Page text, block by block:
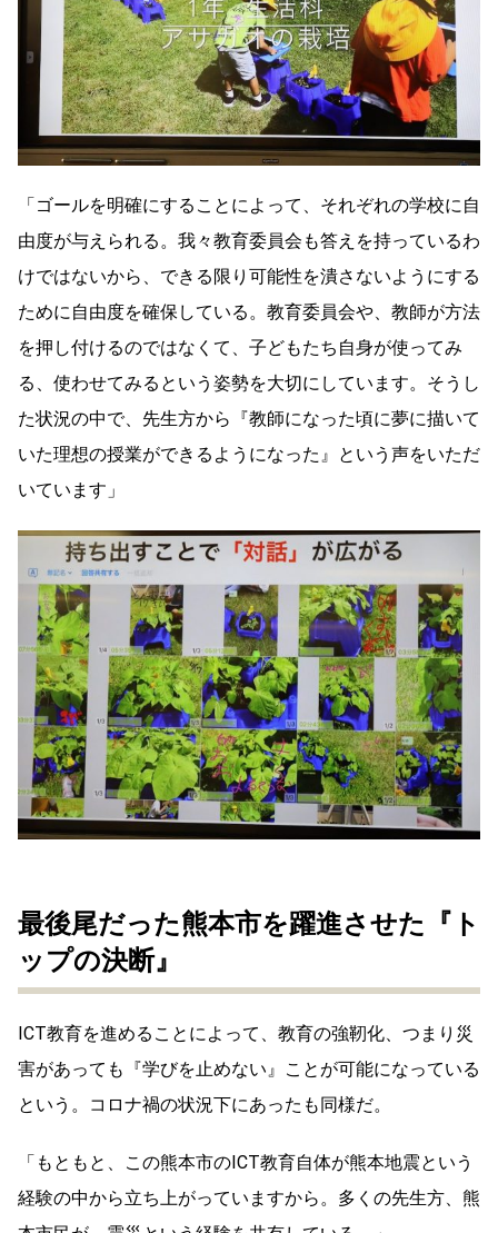
「ゴールを明確にすることによって、それぞれの学校に自
由度が与えられる。我々教育委員会も答えを持っているわ
けではないから、できる限り可能性を潰さないようにする
ために自由度を確保している。教育委員会や、教師が方法
を押し付けるのではなくて、子どもたち自身が使ってみ
る、使わせてみるという姿勢を大切にしています。そうし
た状況の中で、先生方から『教師になった頃に夢に描いて
いた理想の授業ができるようになった』という声をいただ
いています」
最後尾だった熊本市を躍進させた『ト
ップの決断』
ICT教育を進めることによって、教育の強靭化、つまり災
害があっても『学びを止めない』ことが可能になっている
という。コロナ禍の状況下にあったも同様だ。
「もともと、この熊本市のICT教育自体が熊本地震という
経験の中から立ち上がっていますから。多くの先生方、熊